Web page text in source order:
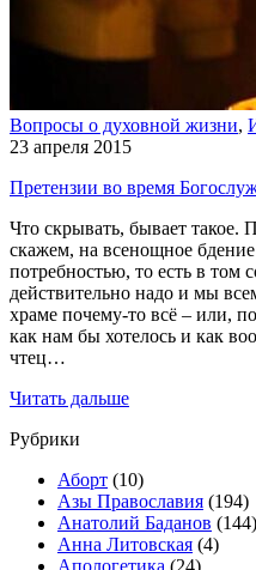
Вопросы о духовной жизни,
23 апреля 2015
Претензии во время
Что скрывать, бывает
скажем, на всенощное
потребностью, то есть в том
действительно надо и мы
храме почему-то всё – или,
как нам бы хотелось и как
чтец…
Читать дальше
Рубрики
Аборт (10)
Азы Православия (194)
Анатолий Баданов (144)
Анна Литовская (4)
Апологетика (24)